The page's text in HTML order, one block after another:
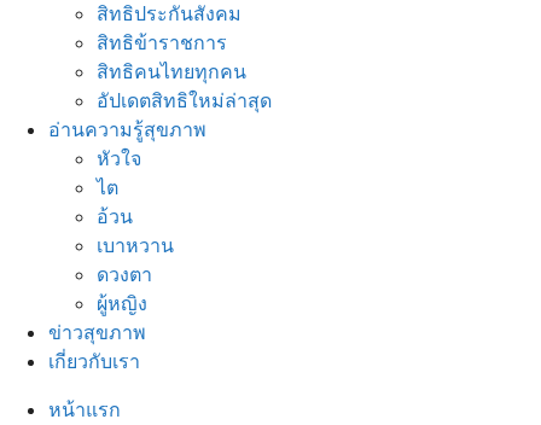
สิทธิประกันสังคม
สิทธิข้าราชการ
สิทธิคนไทยทุกคน
อัปเดตสิทธิใหม่ล่าสุด
อ่านความรู้สุขภาพ
หัวใจ
ไต
อ้วน
เบาหวาน
ดวงตา
ผู้หญิง
ข่าวสุขภาพ
เกี่ยวกับเรา
หน้าแรก